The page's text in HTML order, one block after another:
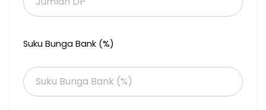
Suku Bunga Bank (%)